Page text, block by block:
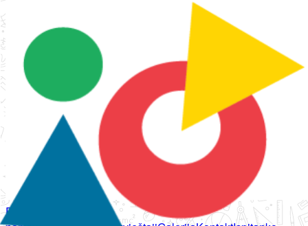
Početna